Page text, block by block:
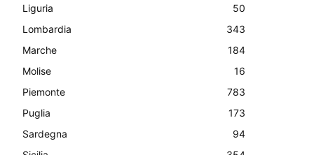
Liguria
50
Lombardia
343
Marche
184
Molise
16
Piemonte
783
Puglia
173
Sardegna
94